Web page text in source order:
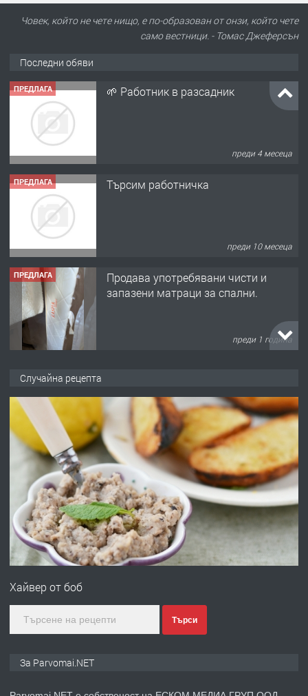
Човек, който не чете нищо, е по-образован от онзи, който чете
само вестници. - Томас Джеферсън
Последни обяви
ПРЕДЛАГА 🌱 Работник в разсадник
преди 4 месеца
ПРЕДЛАГА Търсим работничка
преди 10 месеца
ПРЕДЛАГА
Продава употребявани чисти и
запазени матраци за спални.
преди 1 година
преди 1 година
ПРЕДЛАГА
Първи поход "По стъпките на Ангел
Войвода"
преди 1 година
ПРЕДЛАГА
Монтажник на малки детайли за
Случайна рецепта
Хайвер от боб
Търси
За Parvomai.NET